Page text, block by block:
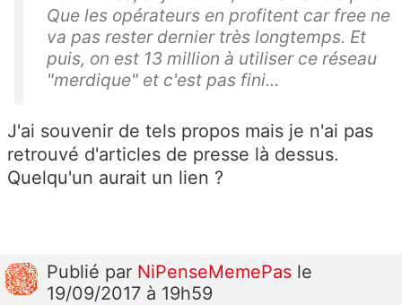
Que les opérateurs en profitent car free ne
va pas rester dernier très longtemps. Et
puis, on est 13 million à utiliser ce réseau
"merdique" et c'est pas fini...
J'ai souvenir de tels propos mais je n'ai pas
retrouvé d'articles de presse là dessus.
Quelqu'un aurait un lien ?
Publié par NiPenseMemePas le
19/09/2017 à 19h59